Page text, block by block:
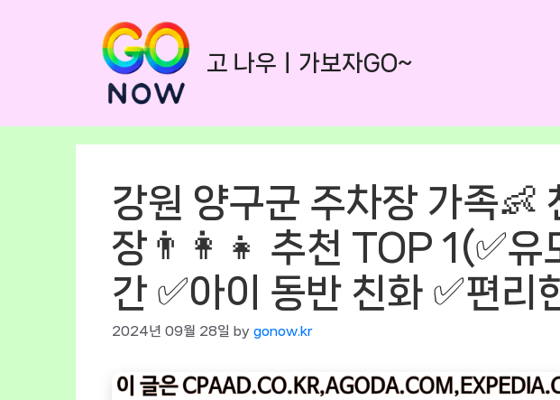
고 나우ㅣ가보자GO~
강원 양구군 주차장 가족👶
장👨‍👩‍👧 추천 TOP 1(✅유
간 ✅아이 동반 친화 ✅편리
2024년 09월 28일 by gonow.kr